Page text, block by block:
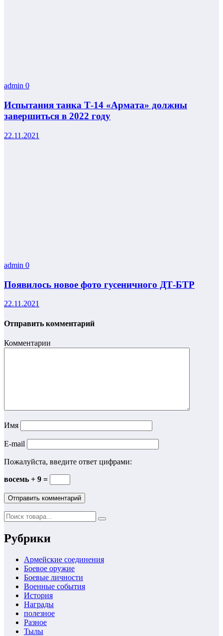
admin 0
Испытания танка Т-14 «Армата» должны
завершиться в 2022 году
22.11.2021
admin 0
Появилось новое фото гусеничного ДТ-БТР
22.11.2021
Отправить комментарий
Комментарии
Имя
E-mail
Пожалуйста, введите ответ цифрами:
восемь + 9 =
Рубрики
Армейские соединения
Боевое оружие
Боевые личности
Военные события
История
Награды
полезное
Разное
Тылы